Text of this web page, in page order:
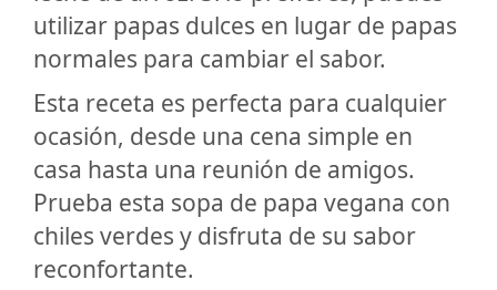
utilizar papas dulces en lugar de papas
normales para cambiar el sabor.
Esta receta es perfecta para cualquier
ocasión, desde una cena simple en
casa hasta una reunión de amigos.
Prueba esta sopa de papa vegana con
chiles verdes y disfruta de su sabor
reconfortante.